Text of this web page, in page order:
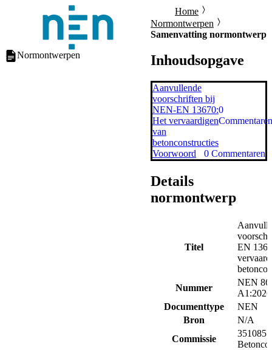
Normontwerpen
Home
Normontwerpen
Samenvatting normontwerp
Inhoudsopgave
Aanvullende
voorschriften bij
NEN-EN 13670:
Het vervaardigen
van
betonconstructies
0
Commentaren
Voorwoord 0 Commentaren
Details
normontwerp
Titel
EN
Nummer
NEN
A1:2026
Documenttype
NEN
Bron
N/A
Commissie
351085